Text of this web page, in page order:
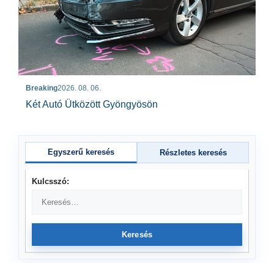
Breaking2026. 08. 06.
Két Autó Ütközött Gyöngyösön
Egyszerű keresés Részletes keresés
Kulcsszó:
Keresés